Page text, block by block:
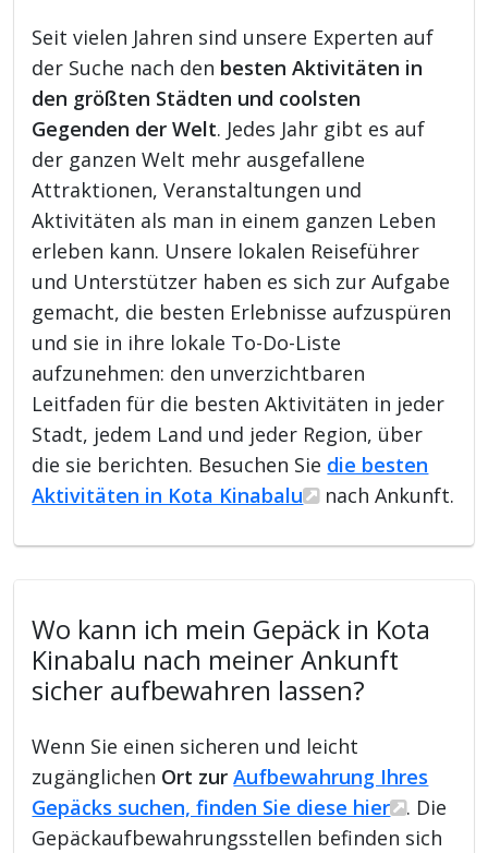
Seit vielen Jahren sind unsere Experten auf
der Suche nach den besten Aktivitäten in
den größten Städten und coolsten
Gegenden der Welt. Jedes Jahr gibt es auf
der ganzen Welt mehr ausgefallene
Attraktionen, Veranstaltungen und
Aktivitäten als man in einem ganzen Leben
erleben kann. Unsere lokalen Reiseführer
und Unterstützer haben es sich zur Aufgabe
gemacht, die besten Erlebnisse aufzuspüren
und sie in ihre lokale To-Do-Liste
aufzunehmen: den unverzichtbaren
Leitfaden für die besten Aktivitäten in jeder
Stadt, jedem Land und jeder Region, über
die sie berichten. Besuchen Sie die besten
Aktivitäten in Kota Kinabalu
nach Ankunft.
Wo kann ich mein Gepäck in Kota
Kinabalu nach meiner Ankunft
sicher aufbewahren lassen?
Wenn Sie einen sicheren und leicht
zugänglichen Ort zurAufbewahrung Ihres
Gepäcks suchen, finden Sie diese hier
. Die
Gepäckaufbewahrungsstellen befinden sich